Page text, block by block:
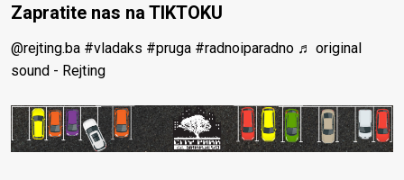
Zapratite nas na TIKTOKU
@rejting.ba #vladaks #pruga #radnoiparadno ♬ original
sound - Rejting